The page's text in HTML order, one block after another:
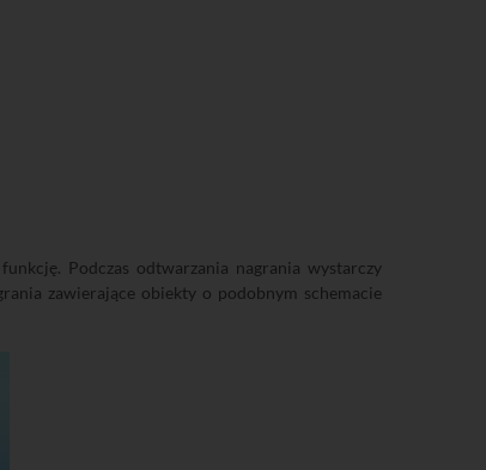
Podczas odtwarzania nagrania wystarczy
zawierające obiekty o podobnym schemacie